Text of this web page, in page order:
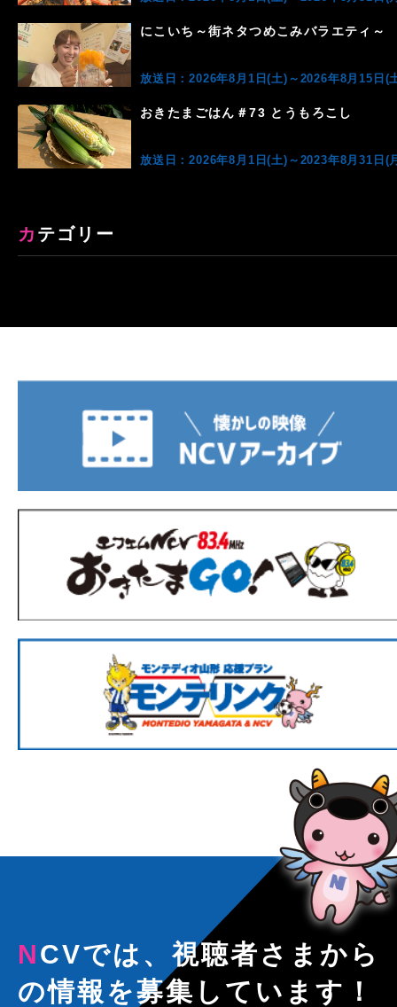
にこいち～街ネタつめこみバラエティ～
放送日：2026年8月1日(土)～2026年8月15日(
おきたまごはん＃73 とうもろこし
放送日：2026年8月1日(土)～2023年8月31日(
カテゴリー
NCVでは、視聴者さまから
の情報を募集しています！